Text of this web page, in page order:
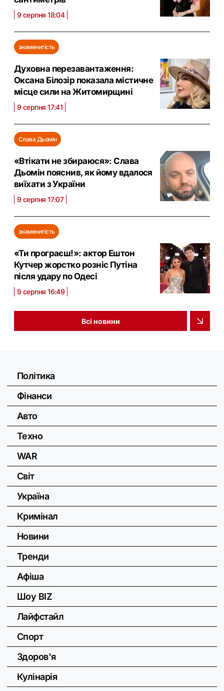
9 серпня 18:04
знаменитість
Духовна перезавантаження:
Оксана Білозір показала містичне
місце сили на Житомирщині
9 серпня 17:41
Слава Дьомін
«Втікати не збираюся»: Слава
Дьомін пояснив, як йому вдалося
виїхати з України
9 серпня 17:07
знаменитість
«Ти програєш!»: актор Ештон
Кутчер жорстко розніс Путіна
після удару по Одесі
9 серпня 16:49
Всі новини
Політика
Фінанси
Авто
Техно
WAR
Світ
Україна
Кримінал
Новини
Тренди
Афіша
Шоу BIZ
Лайфстайл
Спорт
Здоров'я
Кулінарія